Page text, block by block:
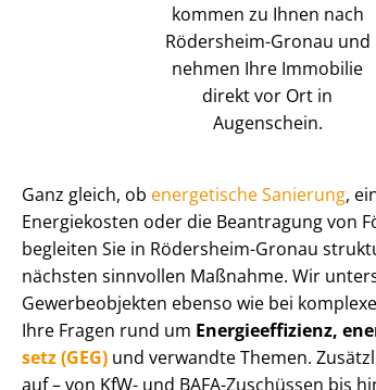
kommen zu Ihnen nach
Rödersheim-Gronau und
nehmen Ihre Immobilie
direkt vor Ort in
Augenschein.
Ganz gleich, ob energetische Sanierung,
Energiekosten oder die Beantragung von
begleiten Sie in Rödersheim-Gronau
nächsten sinnvollen Maßnahme. Wir
Gewerbeobjekten ebenso wie bei
Ihre Fragen rund um En­er­gie­ef­fi­zi­enz,
setz (GEG) und verwandte Themen.
auf – von KfW- und BAFA-Zuschüssen bis